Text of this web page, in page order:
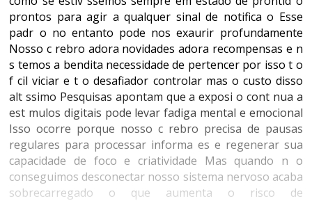
prontos para agir a qualquer sinal de notifica o Esse
padr o no entanto pode nos exaurir profundamente
Nosso c rebro adora novidades adora recompensas e n
s temos a bendita necessidade de pertencer por isso t o
f cil viciar e t o desafiador controlar mas o custo disso
alt ssimo Pesquisas apontam que a exposi o cont nua a
est mulos digitais pode levar fadiga mental e emocional
Isso ocorre porque nosso c rebro precisa de pausas
regulares para processar informa es e regenerar sua
capacidade de foco e criatividade Mas quando n o
conseguimos desconectar nosso sistema nervoso acaba
sobrecarregado o que aumenta o risco de